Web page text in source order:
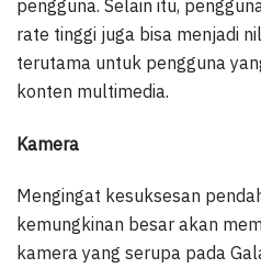
pengguna. Selain itu,
rate tinggi juga bisa menjadi
terutama untuk pengguna
konten multimedia.
Kamera
Mengingat kesuksesan
kemungkinan besar akan
kamera yang serupa pada